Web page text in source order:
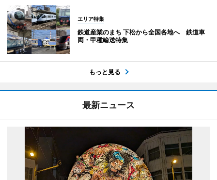
エリア特集
鉄道産業のまち 下松から全国各地へ 鉄道車
両・甲種輸送特集
もっと見る
最新ニュース